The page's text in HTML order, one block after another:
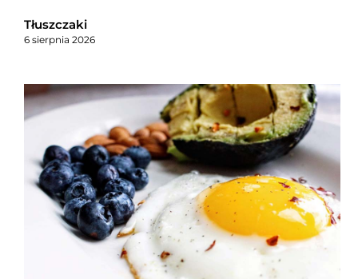
Tłuszczaki
6 sierpnia 2026